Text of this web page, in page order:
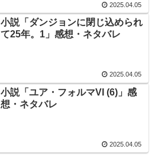
2025.04.05
小説「ダンジョンに閉じ込められ
て25年。1」感想・ネタバレ
2025.04.05
小説「ユア・フォルマVI (6)」感
想・ネタバレ
2025.04.05